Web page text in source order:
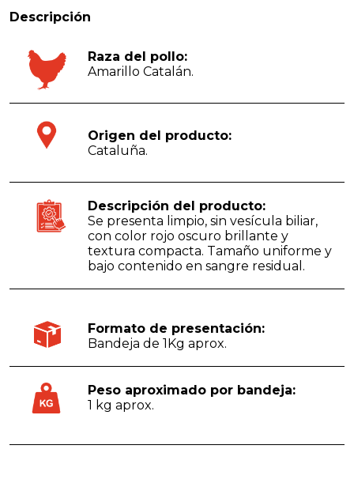
Descripción
Raza del pollo:
Amarillo Catalán.
Origen del producto:
Cataluña.
Descripción del producto:
Se presenta limpio, sin vesícula biliar,
con color rojo oscuro brillante y
textura compacta. Tamaño uniforme y
bajo contenido en sangre residual.
Formato de presentación:
Bandeja de 1Kg aprox.
Peso aproximado por bandeja:
1 kg aprox.